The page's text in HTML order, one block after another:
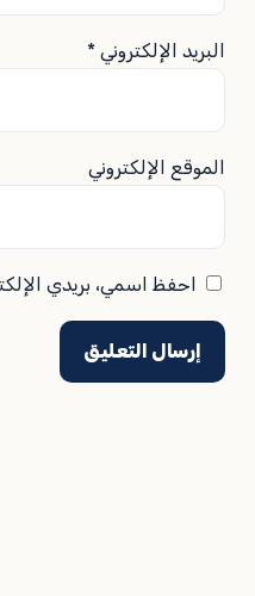
البريد الإلكتروني*
الموقع الإلكتروني
احفظ اسمي، بريدي